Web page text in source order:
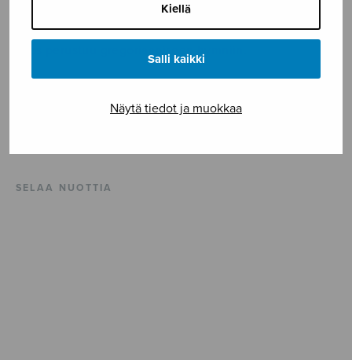
Kiellä
Salli kaikki
Näytä tiedot ja muokkaa
Teos perustuu gregoriaaniseen hymniin.
SELAA NUOTTIA